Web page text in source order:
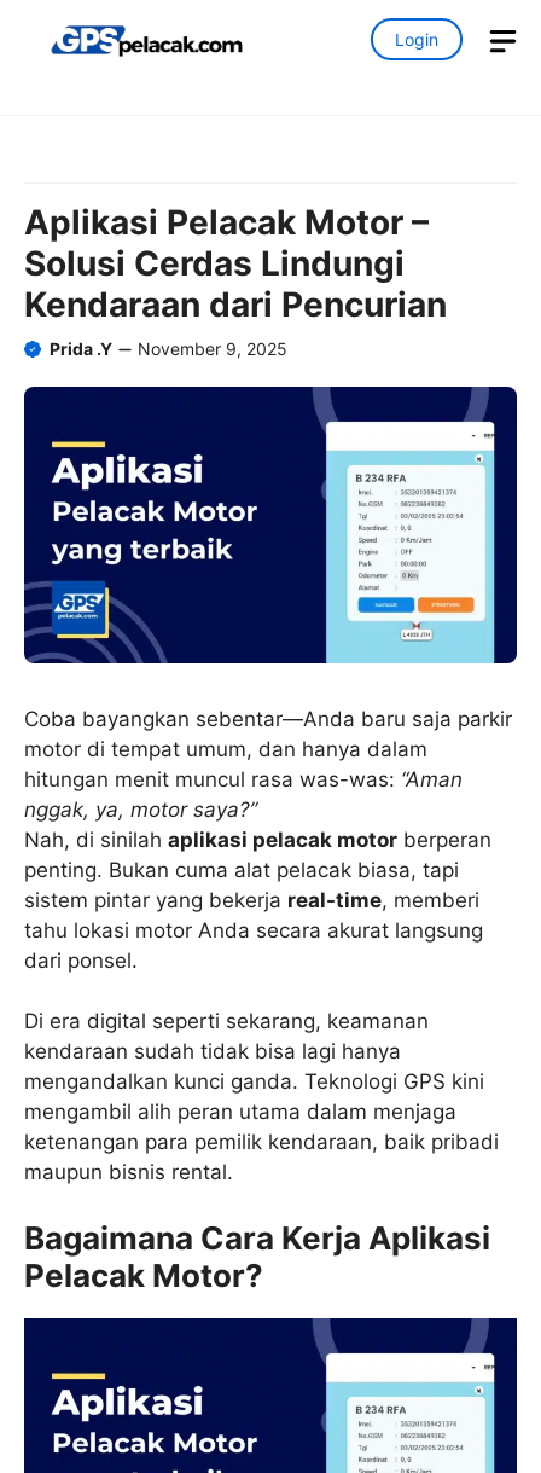
Login
Aplikasi Pelacak Motor –
Solusi Cerdas Lindungi
Kendaraan dari Pencurian
Prida .Y November 9, 2025
Coba bayangkan sebentar—Anda baru saja parkir
motor di tempat umum, dan hanya dalam
hitungan menit muncul rasa was-was: “Aman
nggak, ya, motor saya?”
Nah, di sinilah aplikasi pelacak motor berperan
penting. Bukan cuma alat pelacak biasa, tapi
sistem pintar yang bekerja real-time, memberi
tahu lokasi motor Anda secara akurat langsung
dari ponsel.
Di era digital seperti sekarang, keamanan
kendaraan sudah tidak bisa lagi hanya
mengandalkan kunci ganda. Teknologi GPS kini
mengambil alih peran utama dalam menjaga
ketenangan para pemilik kendaraan, baik pribadi
maupun bisnis rental.
Bagaimana Cara Kerja Aplikasi
Pelacak Motor?